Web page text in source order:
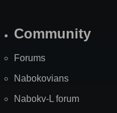
Community
Forums
Nabokovians
Nabokv-L forum